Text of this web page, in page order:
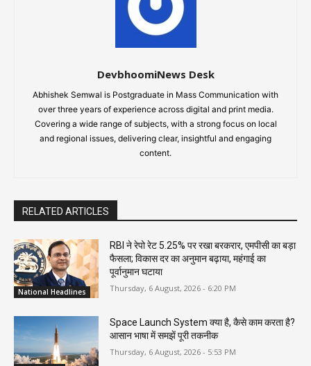
DevbhoomiNews Desk
Abhishek Semwal is Postgraduate in Mass Communication with
over three years of experience across digital and print media.
Covering a wide range of subjects, with a strong focus on local
and regional issues, delivering clear, insightful and engaging
content.
RELATED ARTICLES
National Headlines
RBI ने रेपो रेट 5.25% पर रखा बरकरार, एमपीसी का बड़ा
फैसला; विकास दर का अनुमान बढ़ाया, महंगाई का
पूर्वानुमान घटाया
Thursday, 6 August, 2026 - 6:20 PM
Space Launch System क्या है, कैसे काम करता है?
आसान भाषा में समझें पूरी तकनीक
Thursday, 6 August, 2026 - 5:53 PM